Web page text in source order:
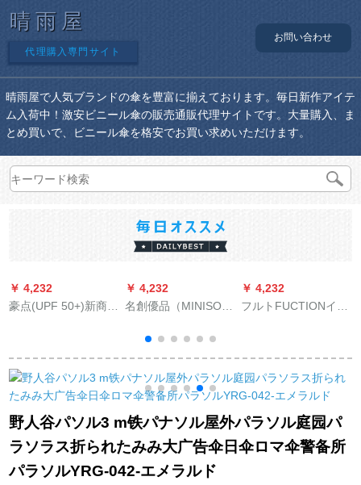
晴雨屋
代理購入専門サイト
お問い合わせ
晴雨屋で人気ブランドの傘を豊富に揃えております。毎日新作アイテ
ム入荷中！激安ビニール傘の販売通販代理サイトです。大量購入、ま
とめ買いで、ビニール傘を格安でお買い求めいただけます。
￥ 4,232
豪点(UPF 50+)新商品
日焼け止め傘三五折
晴雨兼用傘日傘女性
紫外線防止マニアル
三折モデル-D 1310 B
￥ 4,232
名創優品（MINISO）
線防止パラソル折れ
た畳傘軽い小形蔵青
￥ 4,232
フルトFUCTIONイギ
强傘ブラザーズ
Coissioner
野人谷パソル3 m铁パナソル屋外パラソル庭园パ
ラソラス折られたみみ大广告伞日伞ロマ伞警备所
パラソルYRG-042-エメラルド